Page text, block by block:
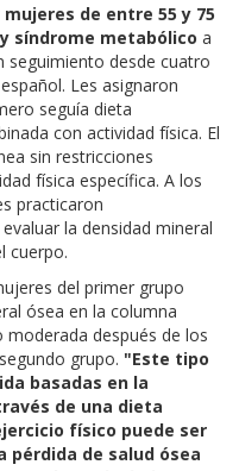
mujeres de entre 55 y 75
síndrome metabólico a
seguimiento desde cuatro
Les asignaron
seguía dieta
con actividad física. El
sin restricciones
física específica. A los
practicaron
la densidad mineral
cuerpo.
del primer grupo
ósea en la columna
después de los
grupo. "Este tipo
basadas en la
de una dieta
físico puede ser
de salud ósea